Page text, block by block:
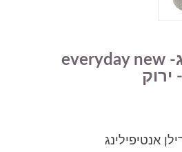
חוט אנטיפילינג- everyday new